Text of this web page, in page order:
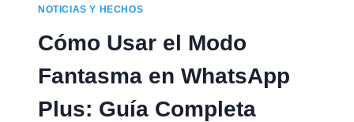
NOTICIAS Y HECHOS
Cómo Usar el Modo
Fantasma en WhatsApp
Plus: Guía Completa